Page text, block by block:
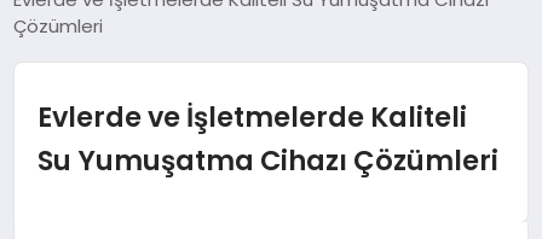
TEKNOLOJI
Çözümleri
Evlerde ve İşletmelerde Kaliteli
Su Yumuşatma Cihazı Çözümleri